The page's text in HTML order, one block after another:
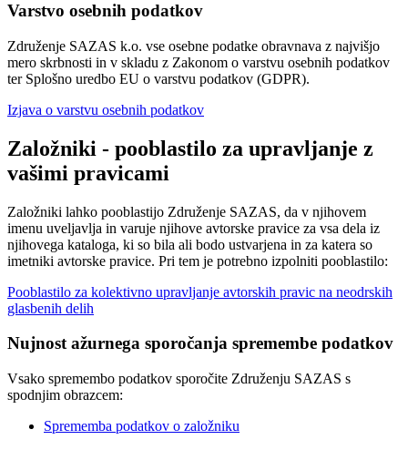
Varstvo osebnih podatkov
Združenje SAZAS k.o. vse osebne podatke obravnava z najvišjo
mero skrbnosti in v skladu z Zakonom o varstvu osebnih podatkov
ter Splošno uredbo EU o varstvu podatkov (GDPR).
Izjava o varstvu osebnih podatkov
Založniki - pooblastilo za upravljanje z
vašimi pravicami
Založniki lahko pooblastijo Združenje SAZAS, da v njihovem
imenu uveljavlja in varuje njihove avtorske pravice za vsa dela iz
njihovega kataloga, ki so bila ali bodo ustvarjena in za katera so
imetniki avtorske pravice. Pri tem je potrebno izpolniti pooblastilo:
Pooblastilo za kolektivno upravljanje avtorskih pravic na neodrskih
glasbenih delih
Nujnost ažurnega sporočanja spremembe podatkov
Vsako spremembo podatkov sporočite Združenju SAZAS s
spodnjim obrazcem:
Sprememba podatkov o založniku